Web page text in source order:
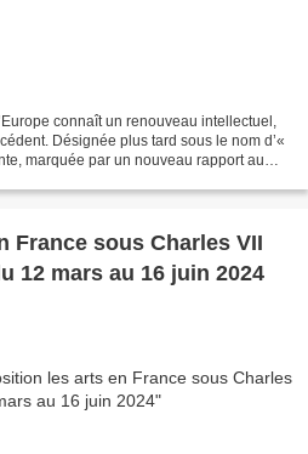
connaît un renouveau intellectuel,
Désignée plus tard sous le nom d’«
marquée par un nouveau rapport au
France sous Charles VII
12 mars au 16 juin 2024